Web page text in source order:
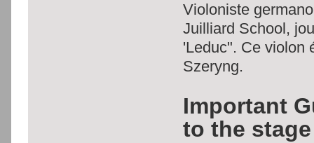
Violoniste
Juilliard School,
'Leduc". Ce violon
Szeryng.
Important
to the